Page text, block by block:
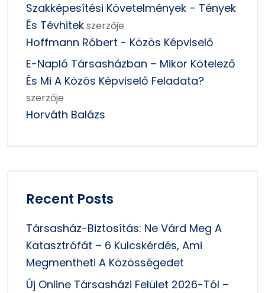
Szakképesítési Követelmények – Tények
És Tévhitekszerzője
Hoffmann Róbert - Közös Képviselő
E-Napló Társasházban – Mikor Kötelező
És Mi A Közös Képviselő Feladata?
szerzője
Horváth Balázs
Recent Posts
Társasház-Biztosítás: Ne Várd Meg A
Katasztrófát – 6 Kulcskérdés, Ami
Megmentheti A Közösségedet
Új Online Társasházi Felület 2026-Tól –